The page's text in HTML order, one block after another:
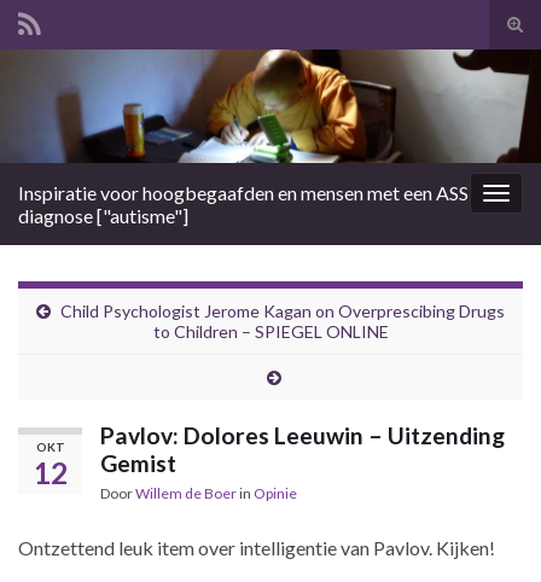
Search for:
Inspiratie voor hoogbegaafden en mensen met een ASS
diagnose ["autisme"]
Child Psychologist Jerome Kagan on Overprescibing Drugs
to Children – SPIEGEL ONLINE
OKT
12
Pavlov: Dolores Leeuwin – Uitzending
Gemist
DoorWillem de Boerin Opinie
Ontzettend leuk item over intelligentie van Pavlov. Kijken!